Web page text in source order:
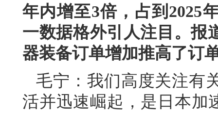
年内增至3倍，占到2025
一数据格外引人注目。报
器装备订单增加推高了订
毛宁：我们高度关注有
活并迅速崛起，是日本加